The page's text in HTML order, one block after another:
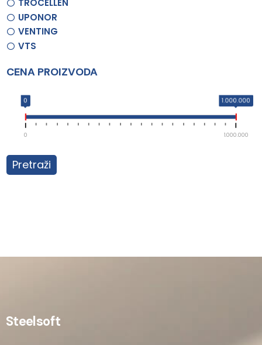
TROCELLEN
UPONOR
VENTING
VTS
CENA PROIZVODA
0 1.000.000
0 1.000.000
Pretraži
Steelsoft